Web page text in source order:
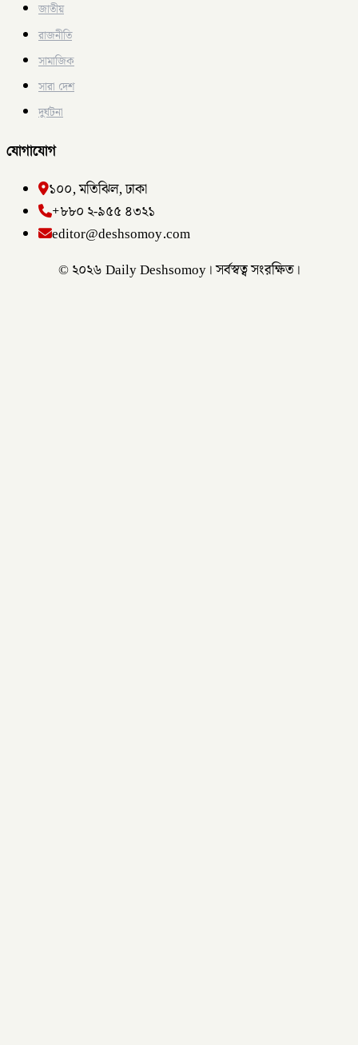
জাতীয়
রাজনীতি
সামাজিক
সারা দেশ
দুর্ঘটনা
যোগাযোগ
১০০, মতিঝিল, ঢাকা
+৮৮০ ২-৯৫৫ ৪৩২১
editor@deshsomoy.com
© ২০২৬ Daily Deshsomoy। সর্বস্বত্ব সংরক্ষিত।